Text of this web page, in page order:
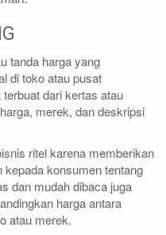
tanda harga yang
di toko atau pusat
dari kertas atau
merek, dan deskripsi
ritel karena memberikan
kepada konsumen tentang
dan mudah dibaca juga
harga antara
atau merek.